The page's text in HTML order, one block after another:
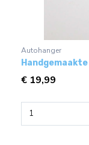
Autohanger
€ 19,99